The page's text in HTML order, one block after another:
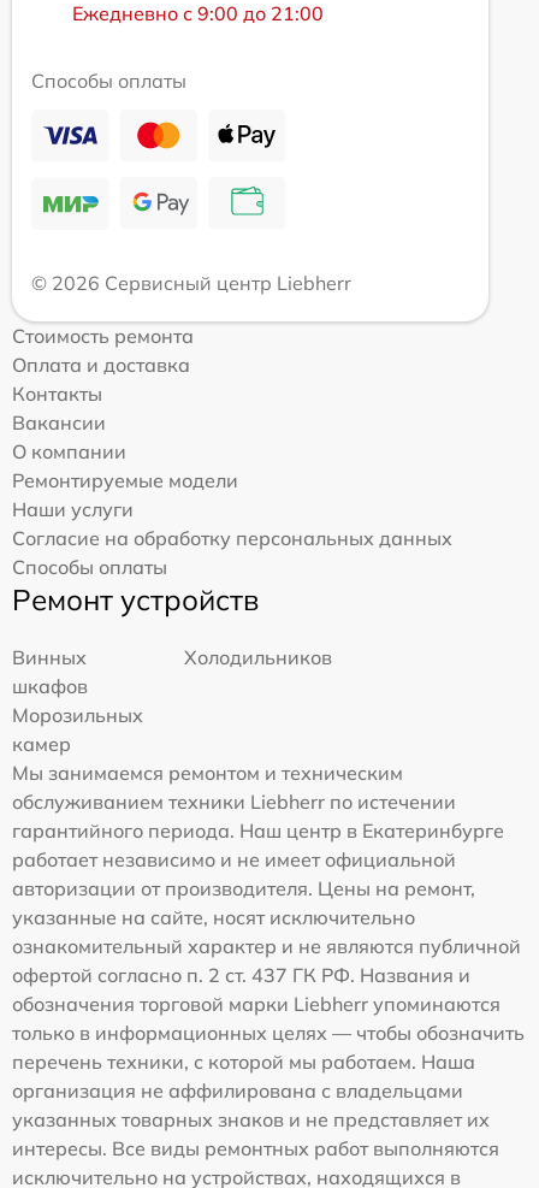
Ежедневно с 9:00 до 21:00
Способы оплаты
© 2026 Сервисный центр Liebherr
Стоимость ремонта
Оплата и доставка
Контакты
Вакансии
О компании
Ремонтируемые модели
Наши услуги
Согласие на обработку персональных данных
Способы оплаты
Ремонт устройств
Винных
шкафов
Холодильников
Морозильных
камер
Мы занимаемся ремонтом и техническим
обслуживанием техники Liebherr по истечении
гарантийного периода. Наш центр в Екатеринбурге
работает независимо и не имеет официальной
авторизации от производителя. Цены на ремонт,
указанные на сайте, носят исключительно
ознакомительный характер и не являются публичной
офертой согласно п. 2 ст. 437 ГК РФ. Названия и
обозначения торговой марки Liebherr упоминаются
только в информационных целях — чтобы обозначить
перечень техники, с которой мы работаем. Наша
организация не аффилирована с владельцами
указанных товарных знаков и не представляет их
интересы. Все виды ремонтных работ выполняются
исключительно на устройствах, находящихся в